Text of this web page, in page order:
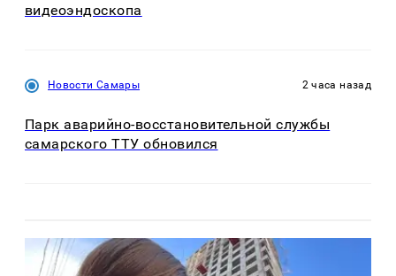
видеоэндоскопа
Новости Самары 2 часа назад
Парк аварийно-восстановительной службы
самарского ТТУ обновился